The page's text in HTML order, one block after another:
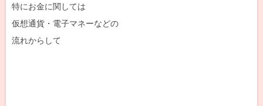
特にお金に関しては
仮想通貨・電子マネーなどの
流れからして